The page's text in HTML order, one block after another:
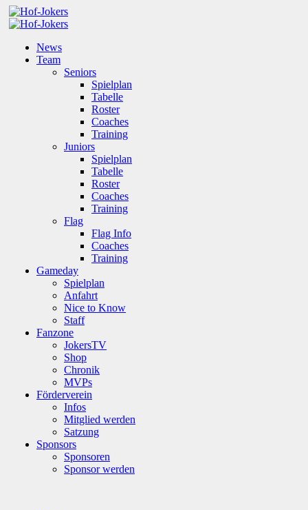
News
Team
Seniors
Spielplan
Tabelle
Roster
Coaches
Training
Juniors
Spielplan
Tabelle
Roster
Coaches
Training
Flag
Flag Info
Coaches
Training
Gameday
Spielplan
Anfahrt
Nice to Know
Staff
Fanzone
JokersTV
Shop
Chronik
MVPs
Förderverein
Infos
Mitglied werden
Satzung
Sponsors
Sponsoren
Sponsor werden